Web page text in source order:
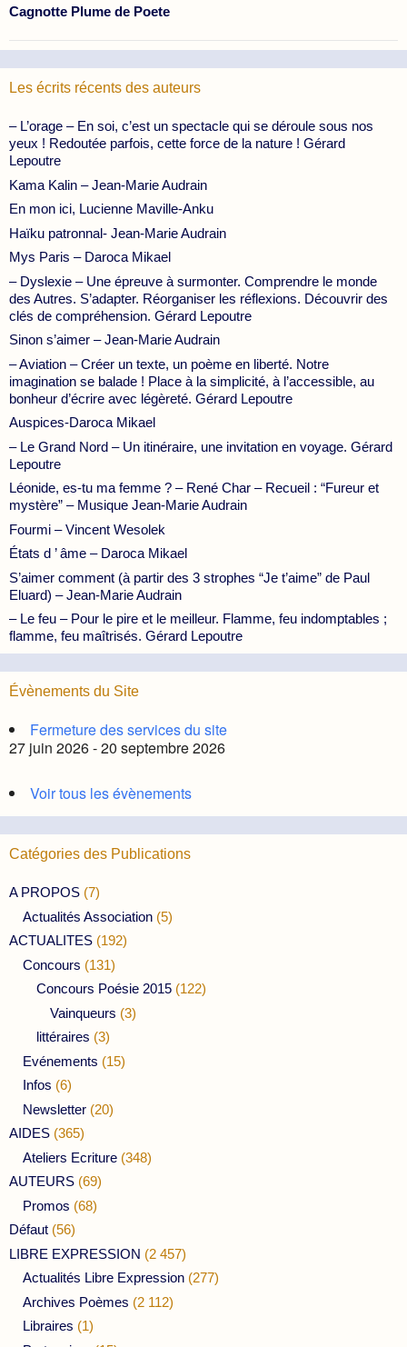
Cagnotte Plume de Poete
Les écrits récents des auteurs
– L’orage – En soi, c’est un spectacle qui se déroule sous nos
yeux ! Redoutée parfois, cette force de la nature ! Gérard
Lepoutre
Kama Kalin – Jean-Marie Audrain
En mon ici, Lucienne Maville-Anku
Haïku patronnal- Jean-Marie Audrain
Mys Paris – Daroca Mikael
– Dyslexie – Une épreuve à surmonter. Comprendre le monde
des Autres. S’adapter. Réorganiser les réflexions. Découvrir des
clés de compréhension. Gérard Lepoutre
Sinon s’aimer – Jean-Marie Audrain
– Aviation – Créer un texte, un poème en liberté. Notre
imagination se balade ! Place à la simplicité, à l’accessible, au
bonheur d’écrire avec légèreté. Gérard Lepoutre
Auspices-Daroca Mikael
– Le Grand Nord – Un itinéraire, une invitation en voyage. Gérard
Lepoutre
Léonide, es-tu ma femme ? – René Char – Recueil : “Fureur et
mystère” – Musique Jean-Marie Audrain
Fourmi – Vincent Wesolek
États d ’ âme – Daroca Mikael
S’aimer comment (à partir des 3 strophes “Je t’aime” de Paul
Eluard) – Jean-Marie Audrain
– Le feu – Pour le pire et le meilleur. Flamme, feu indomptables ;
flamme, feu maîtrisés. Gérard Lepoutre
Évènements du Site
Fermeture des services du site
27 juin 2026 - 20 septembre 2026
Voir tous les évènements
Catégories des Publications
A PROPOS (7)
Actualités Association (5)
ACTUALITES (192)
Concours (131)
Concours Poésie 2015 (122)
Vainqueurs (3)
littéraires (3)
Evénements (15)
Infos (6)
Newsletter (20)
AIDES (365)
Ateliers Ecriture (348)
AUTEURS (69)
Promos (68)
Défaut (56)
LIBRE EXPRESSION (2 457)
Actualités Libre Expression (277)
Archives Poèmes (2 112)
Libraires (1)